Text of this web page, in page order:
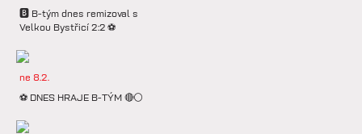
🅱️ B-tým dnes remizoval s
Velkou Bystřicí 2:2 ⚽️
ne 8.2.
⚽️ DNES HRAJE B-TÝM 🔴⚪️